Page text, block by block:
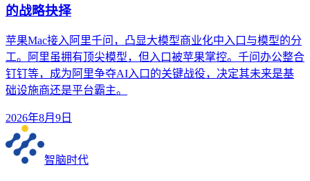
的战略抉择
苹果Mac接入阿里千问，凸显大模型商业化中入口与模型的分
工。阿里虽拥有顶尖模型，但入口被苹果掌控。千问办公整合
钉钉等，成为阿里争夺AI入口的关键战役，决定其未来是基
础设施商还是平台霸主。
2026年8月9日
智脑时代